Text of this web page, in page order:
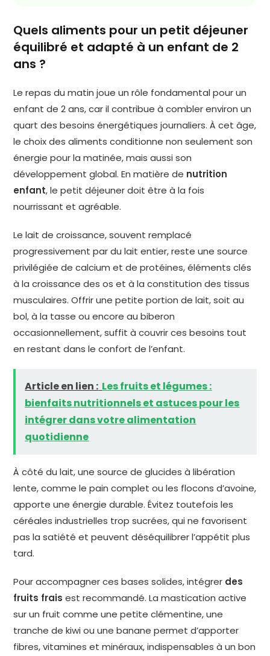
Quels aliments pour un petit déjeuner
équilibré et adapté à un enfant de 2
ans ?
Le repas du matin joue un rôle fondamental pour un
enfant de 2 ans, car il contribue à combler environ un
quart des besoins énergétiques journaliers. À cet âge,
le choix des aliments conditionne non seulement son
énergie pour la matinée, mais aussi son
développement global. En matière de nutrition
enfant, le petit déjeuner doit être à la fois
nourrissant et agréable.
Le lait de croissance, souvent remplacé
progressivement par du lait entier, reste une source
privilégiée de calcium et de protéines, éléments clés
à la croissance des os et à la constitution des tissus
musculaires. Offrir une petite portion de lait, soit au
bol, à la tasse ou encore au biberon
occasionnellement, suffit à couvrir ces besoins tout
en restant dans le confort de l’enfant.
Article en lien : Les fruits et légumes :
bienfaits nutritionnels et astuces pour les
intégrer dans votre alimentation
quotidienne
À côté du lait, une source de glucides à libération
lente, comme le pain complet ou les flocons d’avoine,
apporte une énergie durable. Évitez toutefois les
céréales industrielles trop sucrées, qui ne favorisent
pas la satiété et peuvent déséquilibrer l’appétit plus
tard.
Pour accompagner ces bases solides, intégrer des
fruits frais est recommandé. La mastication active
sur un fruit comme une petite clémentine, une
tranche de kiwi ou une banane permet d’apporter
fibres, vitamines et minéraux, indispensables à un bon